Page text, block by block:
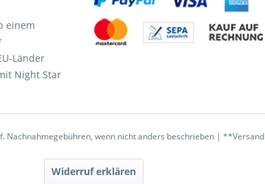
einem
Länder
Night Star
Nachnahmegebühren, wenn nicht anders beschrieben |
Widerruf erklären